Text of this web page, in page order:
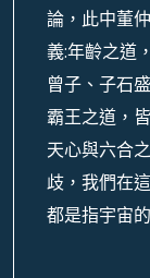
論，此中董
義:年齡之道
曾子、子石
霸王之道，
天心與六合
歧，我們在
都是指宇宙